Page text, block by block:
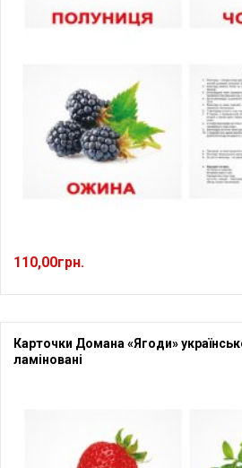
110,00грн.
Карточки Домана «Ягоди»
ламіновані